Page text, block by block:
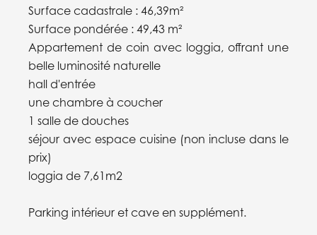
Surface cadastrale : 46,39m²
Surface pondérée : 49,43 m²
Appartement de coin avec loggia, offrant une
belle luminosité naturelle
hall d'entrée
une chambre à coucher
1 salle de douches
séjour avec espace cuisine (non incluse dans le
prix)
loggia de 7,61m2
Parking intérieur et cave en supplément.